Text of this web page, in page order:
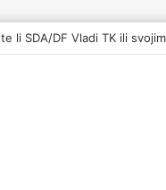
li SDA/DF Vladi TK ili